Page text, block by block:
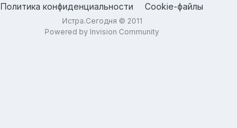
Политика конфиденциальности Cookie-файлы
Истра.Сегодня © 2011
Powered by Invision Community